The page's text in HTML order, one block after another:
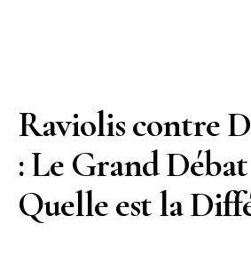
Raviolis contre
: Le Grand
Quelle est la